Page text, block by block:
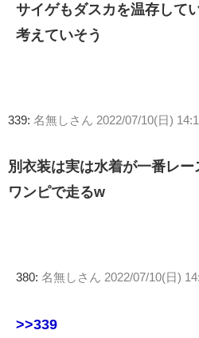
サイゲもダスカを温存して
考えていそう
339: 名無しさん 2022/07/10(日)
別衣装は実は水着が一番レ
ワンピで走るw
380: 名無しさん 2022/07/10(日)
>>339